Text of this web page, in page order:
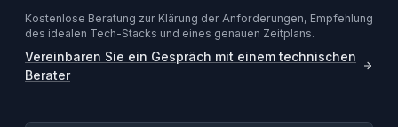
Kostenlose Beratung zur Klärung der Anforderungen, Empfehlung
des idealen Tech-Stacks und eines genauen Zeitplans.
Vereinbaren Sie ein Gespräch mit einem technischen
Berater